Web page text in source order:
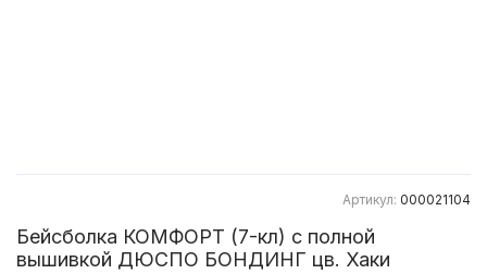
Артикул: 000021104
Бейсболка КОМФОРТ (7-кл) с полной
вышивкой ДЮСПО БОНДИНГ цв. Хаки